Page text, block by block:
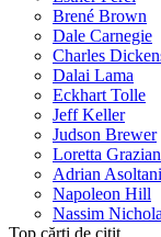
Brené Brown
Dale Carnegie
Charles
Dalai Lama
Eckhart Tolle
Jeff Keller
Judson Brewer
Loretta
Adrian
Napoleon Hill
Nassim